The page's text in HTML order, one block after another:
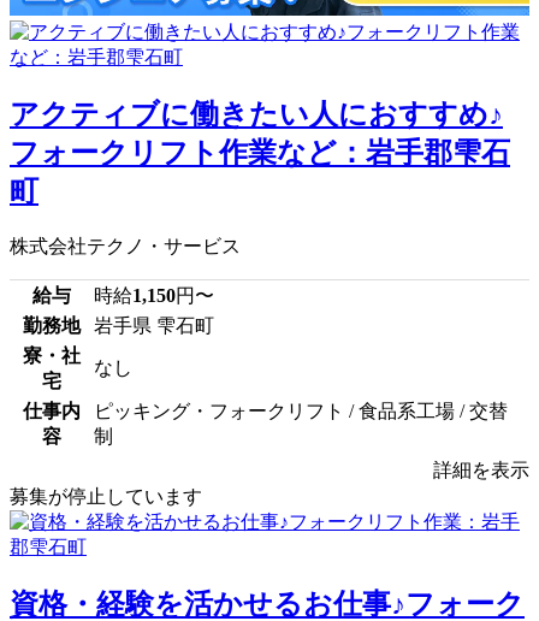
アクティブに働きたい人におすすめ♪
フォークリフト作業など：岩手郡雫石
町
株式会社テクノ・サービス
給与 時給1,150円〜
勤務地
岩手県 雫石町
寮・社
宅
なし
仕事内
容
ピッキング・フォークリフト / 食品系工場 / 交替
制
詳細を表示
募集が停止しています
資格・経験を活かせるお仕事♪フォーク